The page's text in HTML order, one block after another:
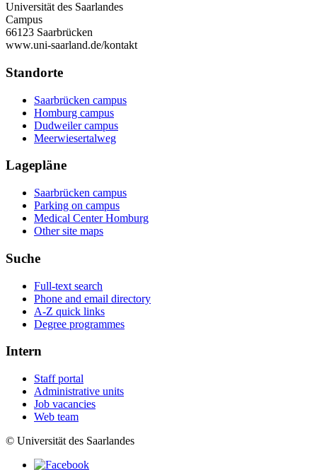
Universität des Saarlandes
Campus
66123 Saarbrücken
www.uni-saarland.de/kontakt
Standorte
Saarbrücken campus
Homburg campus
Dudweiler campus
Meerwiesertalweg
Lagepläne
Saarbrücken campus
Parking on campus
Medical Center Homburg
Other site maps
Suche
Full-text search
Phone and email directory
A-Z quick links
Degree programmes
Intern
Staff portal
Administrative units
Job vacancies
Web team
© Universität des Saarlandes